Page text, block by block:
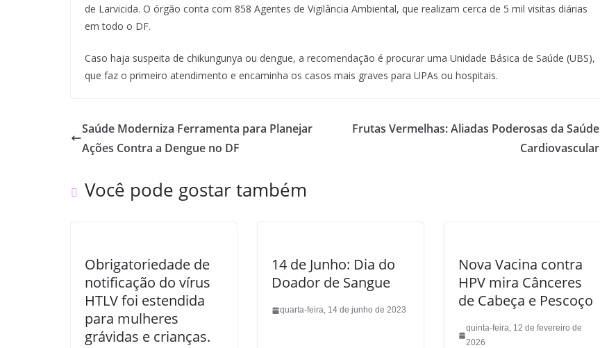
de Larvicida. O órgão conta com 858 Agentes de Vigilância Ambiental, que realizam cerca de 5 mil visitas diárias
em todo o DF.
Caso haja suspeita de chikungunya ou dengue, a recomendação é procurar uma Unidade Básica de Saúde (UBS),
que faz o primeiro atendimento e encaminha os casos mais graves para UPAs ou hospitais.
Saúde Moderniza Ferramenta para Planejar
Ações Contra a Dengue no DF
Frutas Vermelhas: Aliadas Poderosas da Saúde
Cardiovascular
Você pode gostar também
Obrigatoriedade de
notificação do vírus
HTLV foi estendida
para mulheres
grávidas e crianças.
14 de Junho: Dia do
Doador de Sangue
quarta-feira, 14 de junho de 2023
Nova Vacina contra
HPV mira Cânceres
de Cabeça e Pescoço
quinta-feira, 12 de fevereiro de
2026